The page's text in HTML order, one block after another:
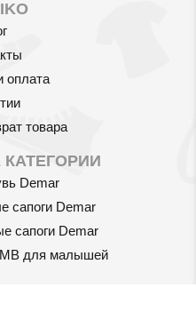
оплата
товара
Demar
сапоги Demar
сапоги Demar
MB для малышей